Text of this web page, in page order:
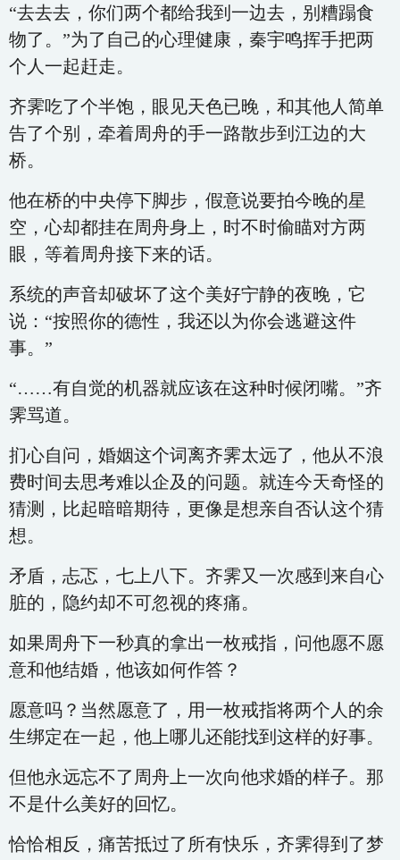
“去去去，你们两个都给我到一边去，别糟蹋食
物了。”为了自己的心理健康，秦宇鸣挥手把两
个人一起赶走。
齐霁吃了个半饱，眼见天色已晚，和其他人简单
告了个别，牵着周舟的手一路散步到江边的大
桥。
他在桥的中央停下脚步，假意说要拍今晚的星
空，心却都挂在周舟身上，时不时偷瞄对方两
眼，等着周舟接下来的话。
系统的声音却破坏了这个美好宁静的夜晚，它
说：“按照你的德性，我还以为你会逃避这件
事。”
“……有自觉的机器就应该在这种时候闭嘴。”齐
霁骂道。
扪心自问，婚姻这个词离齐霁太远了，他从不浪
费时间去思考难以企及的问题。就连今天奇怪的
猜测，比起暗暗期待，更像是想亲自否认这个猜
想。
矛盾，忐忑，七上八下。齐霁又一次感到来自心
脏的，隐约却不可忽视的疼痛。
如果周舟下一秒真的拿出一枚戒指，问他愿不愿
意和他结婚，他该如何作答？
愿意吗？当然愿意了，用一枚戒指将两个人的余
生绑定在一起，他上哪儿还能找到这样的好事。
但他永远忘不了周舟上一次向他求婚的样子。那
不是什么美好的回忆。
恰恰相反，痛苦抵过了所有快乐，齐霁得到了梦